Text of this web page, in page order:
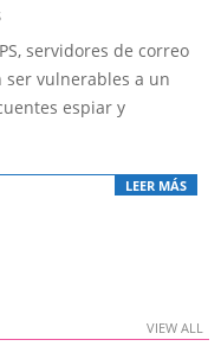
servidores de correo
vulnerables a un
espiar y
LEER MÁS
VIEW ALL